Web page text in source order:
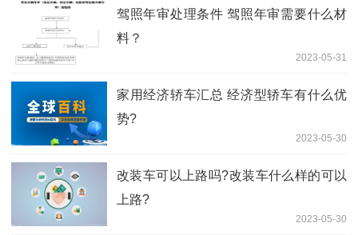
驾照年审处理条件 驾照年审需要什么材
料？
2023-05-31
家用经济轿车汇总 经济型轿车有什么优
势?
2023-05-30
改装车可以上路吗?改装车什么样的可以
上路?
2023-05-30